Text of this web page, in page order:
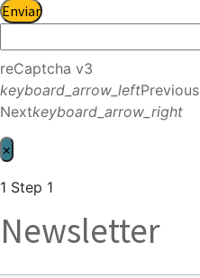
Enviar
reCaptcha v3
keyboard_arrow_leftPrevious
Nextkeyboard_arrow_right
×
1 Step 1
Newsletter